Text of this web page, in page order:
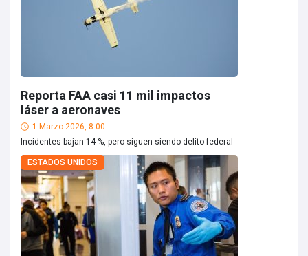
Reporta FAA casi 11 mil impactos
láser a aeronaves
1 Marzo 2026, 8:00
Incidentes bajan 14 %, pero siguen siendo delito federal
ESTADOS UNIDOS